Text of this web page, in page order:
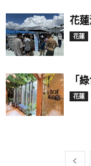
花
花蓮
「
花蓮